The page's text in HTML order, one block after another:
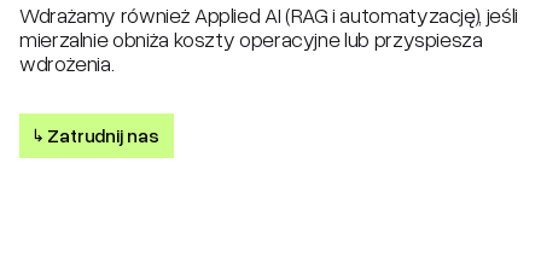
Wdrażamy również Applied AI (RAG i automatyzację), jeśli
mierzalnie obniża koszty operacyjne lub przyspiesza
wdrożenia.
↳ Zatrudnij nas